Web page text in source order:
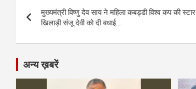
o
o
k
g
er
A
p
p
a
n
navigation
मुख्यमंत्री विष्णु देव साय ने महिला कबड्डी विश्व कप की स्टार
खिलाड़ी संजू देवी को दी बधाई….
अन्य ख़बरें